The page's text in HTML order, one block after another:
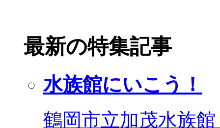
最新の特集記事
水族館にいこう！
鶴岡市立加茂水族